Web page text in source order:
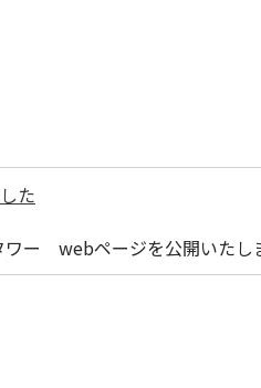
た
ー webページを公開いたし